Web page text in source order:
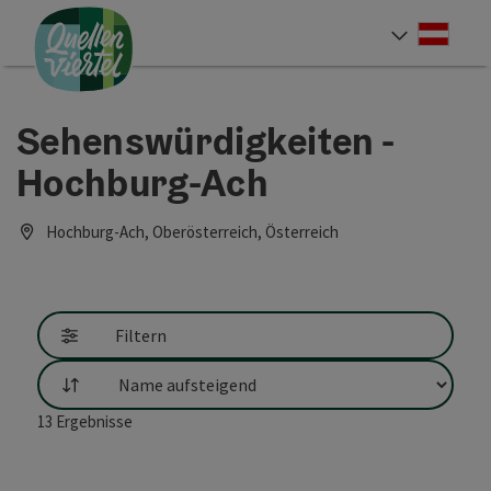
Zum Inhalt
Zur Navigation
Zum Seitenanfang
Sehenswürdigkeiten -
Hochburg-Ach
Hochburg-Ach, Oberösterreich, Österreich
Filtern
Sortierung
13 Ergebnisse